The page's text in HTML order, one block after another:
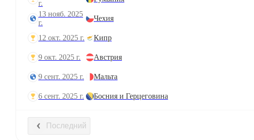
г.
13 нояб. 2025
г.
Чехия
12 окт. 2025 г. Кипр
9 окт. 2025 г. Австрия
9 сент. 2025 г. Мальта
6 сент. 2025 г. Босния и Герцеговина
Последний